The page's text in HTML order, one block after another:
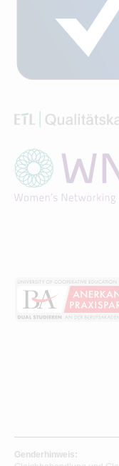
Genderhinweis: